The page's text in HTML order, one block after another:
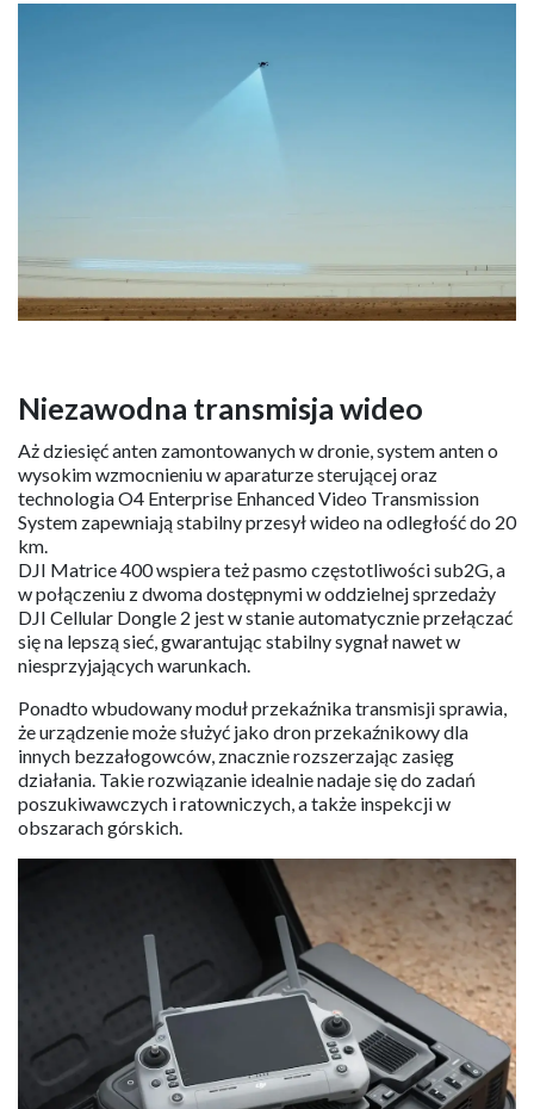
Niezawodna transmisja wideo
Aż dziesięć anten zamontowanych w dronie, system anten o
wysokim wzmocnieniu w aparaturze sterującej oraz
technologia O4 Enterprise Enhanced Video Transmission
System zapewniają stabilny przesył wideo na odległość do 20
km.
DJI Matrice 400 wspiera też pasmo częstotliwości sub2G, a
w połączeniu z dwoma dostępnymi w oddzielnej sprzedaży
DJI Cellular Dongle 2 jest w stanie automatycznie przełączać
się na lepszą sieć, gwarantując stabilny sygnał nawet w
niesprzyjających warunkach.
Ponadto wbudowany moduł przekaźnika transmisji sprawia,
że urządzenie może służyć jako dron przekaźnikowy dla
innych bezzałogowców, znacznie rozszerzając zasięg
działania. Takie rozwiązanie idealnie nadaje się do zadań
poszukiwawczych i ratowniczych, a także inspekcji w
obszarach górskich.